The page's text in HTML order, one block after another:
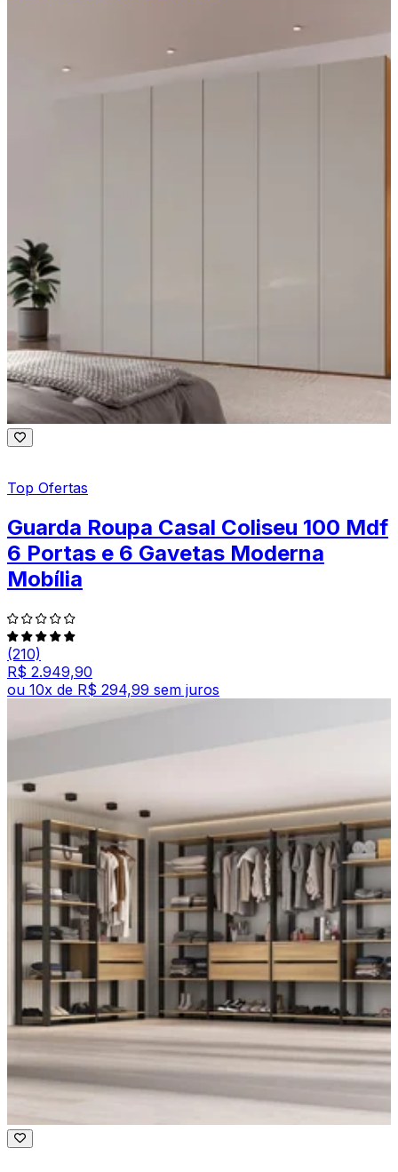
Top Ofertas
Guarda Roupa Casal Coliseu 100 Mdf
6 Portas e 6 Gavetas Moderna
Mobília
(210)
R$ 2.949,90
ou 10x de R$ 294,99 sem juros